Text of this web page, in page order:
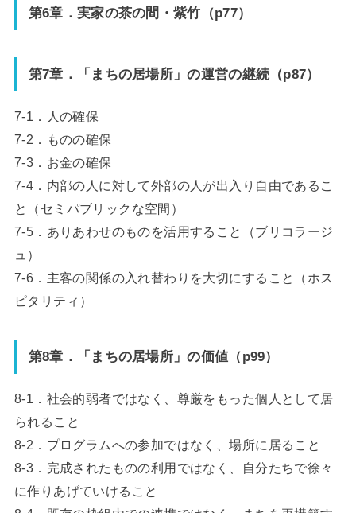
第6章．実家の茶の間・紫竹（p77）
第7章．「まちの居場所」の運営の継続（p87）
7-1．人の確保
7-2．ものの確保
7-3．お金の確保
7-4．内部の人に対して外部の人が出入り自由であるこ
と（セミパブリックな空間）
7-5．ありあわせのものを活用すること（ブリコラージ
ュ）
7-6．主客の関係の入れ替わりを大切にすること（ホス
ピタリティ）
第8章．「まちの居場所」の価値（p99）
8-1．社会的弱者ではなく、尊厳をもった個人として居
られること
8-2．プログラムへの参加ではなく、場所に居ること
8-3．完成されたものの利用ではなく、自分たちで徐々
に作りあげていけること